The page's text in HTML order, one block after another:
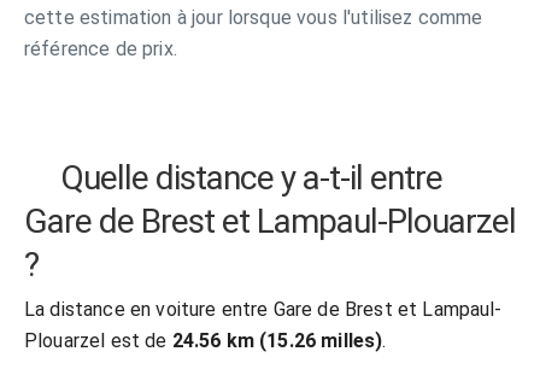
cette estimation à jour lorsque vous l'utilisez comme
référence de prix.
Quelle distance y a-t-il entre
Gare de Brest et Lampaul-Plouarzel
?
La distance en voiture entre Gare de Brest et Lampaul-
Plouarzel est de 24.56 km (15.26 milles).